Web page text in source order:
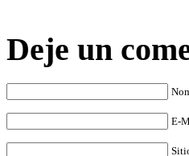
Deje un
E-